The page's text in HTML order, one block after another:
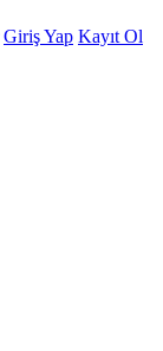
Giriş Yap Kayıt Ol